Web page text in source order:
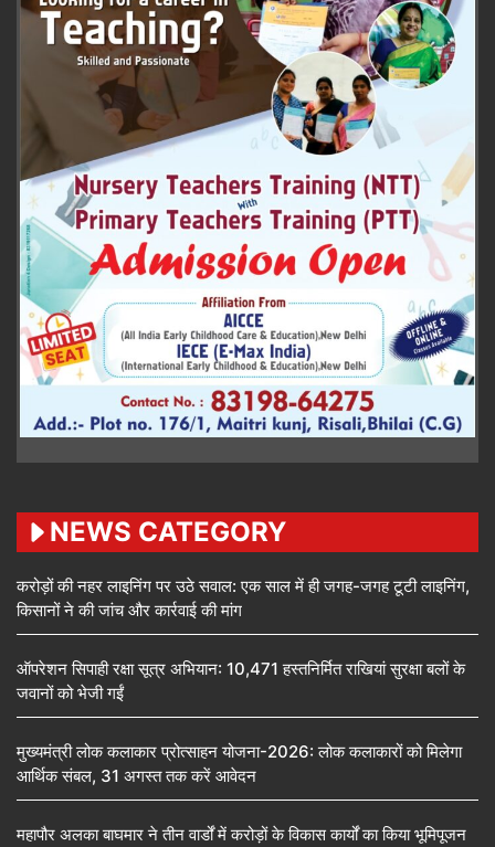
NEWS CATEGORY
करोड़ों की नहर लाइनिंग पर उठे सवाल: एक साल में ही जगह-जगह टूटी लाइनिंग,
किसानों ने की जांच और कार्रवाई की मांग
ऑपरेशन सिपाही रक्षा सूत्र अभियान: 10,471 हस्तनिर्मित राखियां सुरक्षा बलों के
जवानों को भेजी गईं
मुख्यमंत्री लोक कलाकार प्रोत्साहन योजना-2026: लोक कलाकारों को मिलेगा
आर्थिक संबल, 31 अगस्त तक करें आवेदन
महापौर अलका बाघमार ने तीन वार्डों में करोड़ों के विकास कार्यों का किया भूमिपूजन